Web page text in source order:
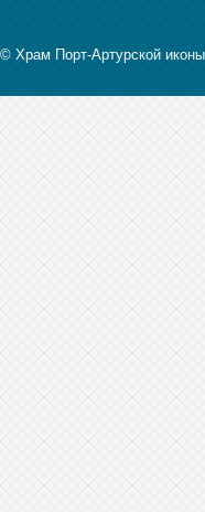
© Храм Порт-Артурской